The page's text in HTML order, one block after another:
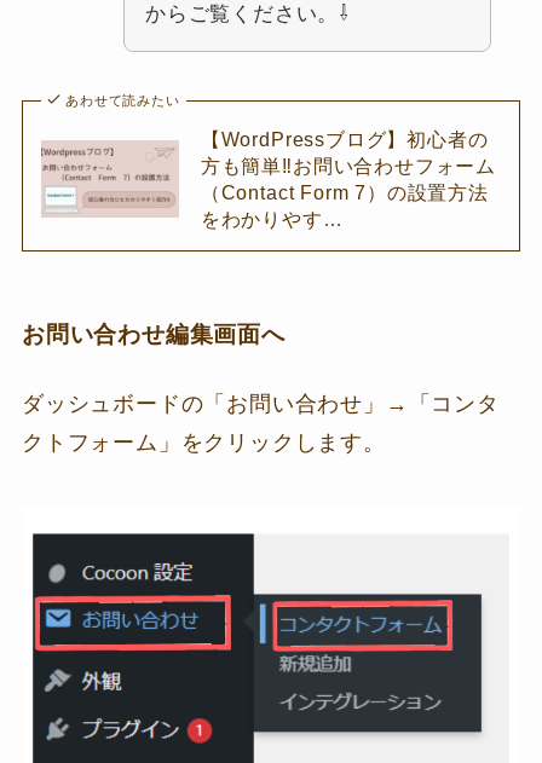
からご覧ください。⇩
あわせて読みたい
【WordPressブログ】初心者の
方も簡単‼お問い合わせフォーム
（Contact Form 7）の設置方法
をわかりやす…
お問い合わせ編集画面へ
ダッシュボードの「お問い合わせ」→「コンタ
クトフォーム」をクリックします。